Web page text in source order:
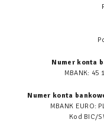
Numer konta
MBANK: 45
Numer konta
MBANK EURO:
Kod BIC/